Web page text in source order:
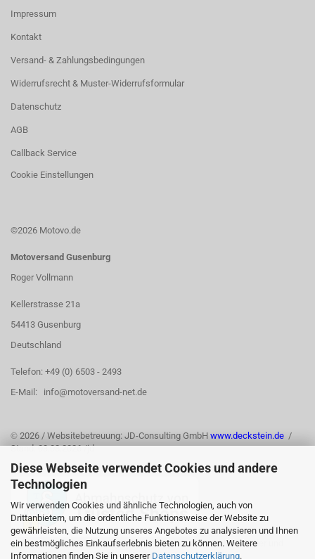
Diese Webseite verwendet Cookies und andere
Technologien
Wir verwenden Cookies und ähnliche Technologien, auch von
Drittanbietern, um die ordentliche Funktionsweise der Website zu
gewährleisten, die Nutzung unseres Angebotes zu analysieren und Ihnen
ein bestmögliches Einkaufserlebnis bieten zu können. Weitere
Informationen finden Sie in unserer Datenschutzerklärung.
Impressum
Kontakt
Versand- & Zahlungsbedingungen
Widerrufsrecht & Muster-Widerrufsformular
Datenschutz
AGB
Callback Service
Cookie Einstellungen
©2026 Motovo.de
Motoversand Gusenburg
Roger Vollmann
Kellerstrasse 21a
54413 Gusenburg
Deutschland
Telefon: +49 (0) 6503 - 2493
E-Mail: info@motoversand-net.de
© 2026 / Websitebetreuung: JD-Consulting GmbH www.deckstein.de /
Stand: 03.08.2026 /jd